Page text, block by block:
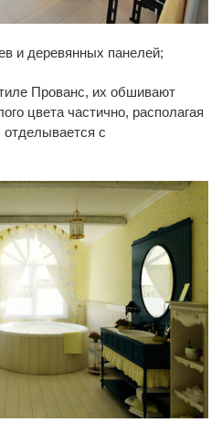
и деревянных панелей;
Прованс, их обшивают
цвета частично, располагая
отделывается с